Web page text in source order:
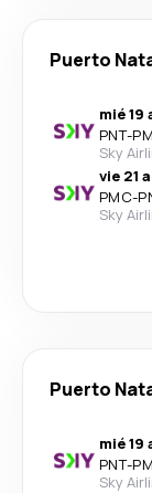
Puerto
mié 19
PNT-
Sky
vie 21
PMC-
Sky
Puerto
mié 19
PNT-
Sky